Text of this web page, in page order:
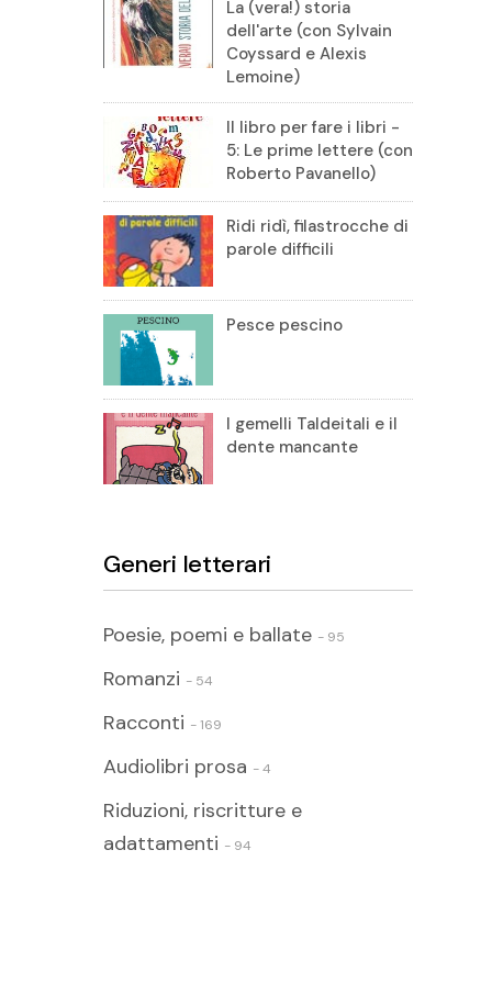
La (vera!) storia
dell'arte (con Sylvain
Coyssard e Alexis
Lemoine)
Il libro per fare i libri -
5: Le prime lettere (con
Roberto Pavanello)
Ridi ridì, filastrocche di
parole difficili
Pesce pescino
I gemelli Taldeitali e il
dente mancante
Generi letterari
Poesie, poemi e ballate - 95
Romanzi - 54
Racconti - 169
Audiolibri prosa - 4
Riduzioni, riscritture e
adattamenti - 94